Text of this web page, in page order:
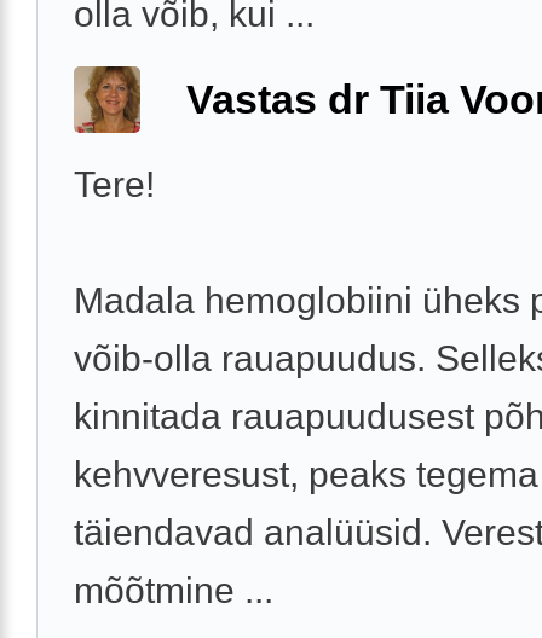
olla võib, kui ...
Vastas dr Tiia
Tere!
Madala hemoglobiini üheks
võib-olla rauapuudus.
kinnitada rauapuudusest
kehvveresust, peaks
täiendavad analüüsid.
mõõtmine ...